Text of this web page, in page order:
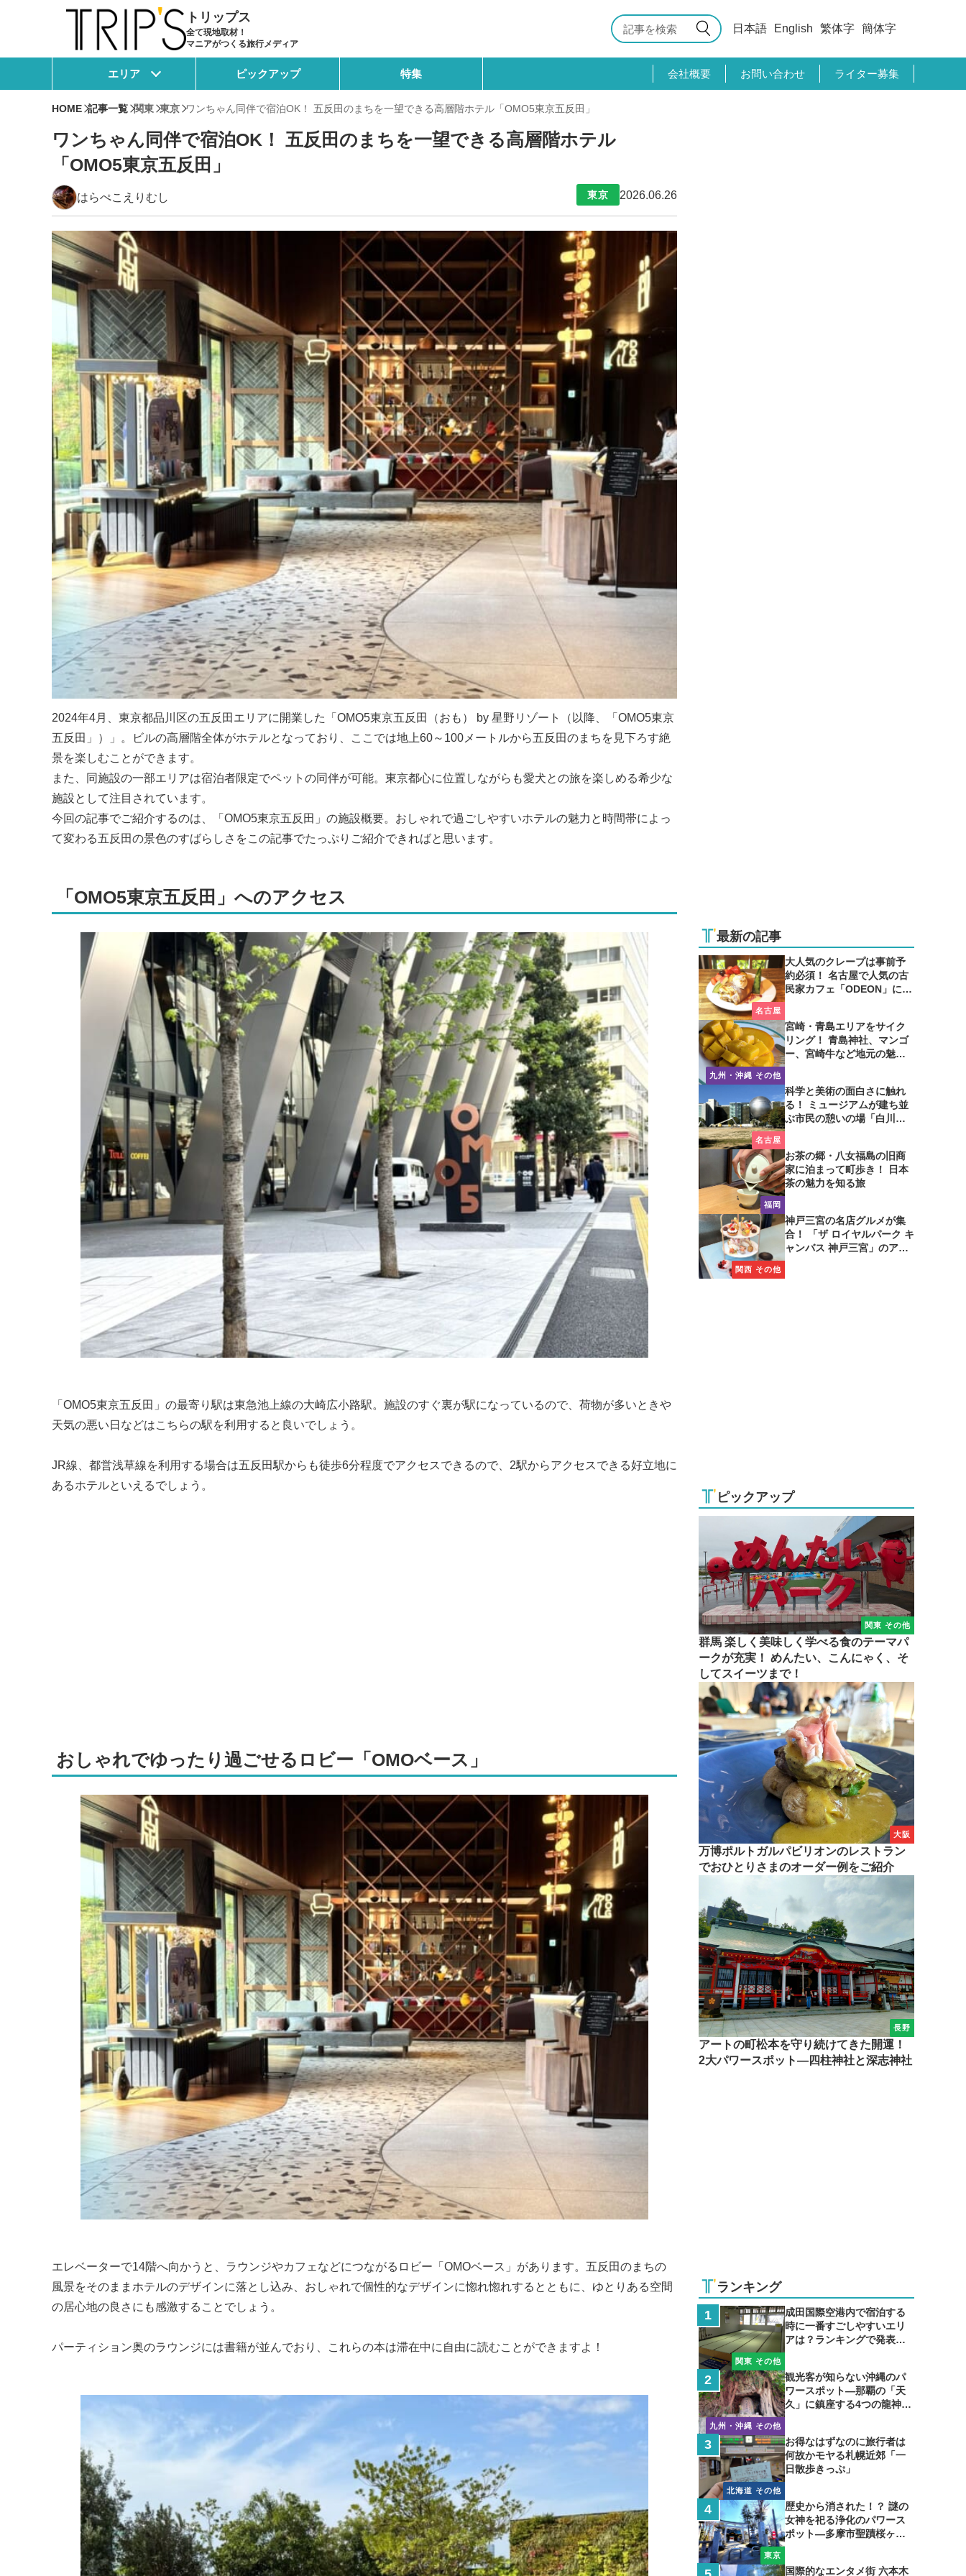
トリップス
全て現地取材！
マニアがつくる旅行メディア
日本語 English 繁体字 簡体字
エリア ピックアップ 特集 会社概要 お問い合わせ ライター募集
HOME 記事一覧 関東 東京 ワンちゃん同伴で宿泊OK！ 五反田のまちを一望できる高層階ホテル「OMO5東京五反田」
ワンちゃん同伴で宿泊OK！ 五反田のまちを一望できる高層階ホテル
「OMO5東京五反田」
はらぺこえりむし 東京 2026.06.26
2024年4月、東京都品川区の五反田エリアに開業した「OMO5東京五反田（おも） by 星野リゾート（以降、「OMO5東京
五反田」）」。ビルの高層階全体がホテルとなっており、ここでは地上60～100メートルから五反田のまちを見下ろす絶
景を楽しむことができます。
また、同施設の一部エリアは宿泊者限定でペットの同伴が可能。東京都心に位置しながらも愛犬との旅を楽しめる希少な
施設として注目されています。
今回の記事でご紹介するのは、「OMO5東京五反田」の施設概要。おしゃれで過ごしやすいホテルの魅力と時間帯によっ
て変わる五反田の景色のすばらしさをこの記事でたっぷりご紹介できればと思います。
「OMO5東京五反田」へのアクセス
「OMO5東京五反田」の最寄り駅は東急池上線の大崎広小路駅。施設のすぐ裏が駅になっているので、荷物が多いときや
天気の悪い日などはこちらの駅を利用すると良いでしょう。
JR線、都営浅草線を利用する場合は五反田駅からも徒歩6分程度でアクセスできるので、2駅からアクセスできる好立地に
あるホテルといえるでしょう。
おしゃれでゆったり過ごせるロビー「OMOベース」
エレベーターで14階へ向かうと、ラウンジやカフェなどにつながるロビー「OMOベース」があります。五反田のまちの
風景をそのままホテルのデザインに落とし込み、おしゃれで個性的なデザインに惚れ惚れするとともに、ゆとりある空間
の居心地の良さにも感激することでしょう。
パーティション奥のラウンジには書籍が並んでおり、これらの本は滞在中に自由に読むことができますよ！
最新の記事
名古屋
大人気のクレープは事前予
約必須！ 名古屋で人気の古
民家カフェ「ODEON」に行
九州・沖縄 その他
宮崎・青島エリアをサイク
リング！ 青島神社、マンゴ
ー、宮崎牛など地元の魅力
名古屋
科学と美術の面白さに触れ
る！ ミュージアムが建ち並
ぶ市民の憩いの場「白川公
福岡
お茶の郷・八女福島の旧商
家に泊まって町歩き！ 日本
茶の魅力を知る旅
関西 その他
神戸三宮の名店グルメが集
合！ 「ザ ロイヤルパーク キ
ャンバス 神戸三宮」のアフ
ピックアップ
関東 その他
群馬 楽しく美味しく学べる食のテーマパ
ークが充実！ めんたい、こんにゃく、そ
してスイーツまで！
大阪
万博ポルトガルパビリオンのレストラン
でおひとりさまのオーダー例をご紹介
長野
アートの町松本を守り続けてきた開運！
2大パワースポット―四柱神社と深志神社
ランキング
関東 その他
成田国際空港内で宿泊する
時に一番すごしやすいエリ
アは？ランキングで発表し
九州・沖縄 その他
観光客が知らない沖縄のパ
ワースポット―那覇の「天
久」に鎮座する4つの龍神の
北海道 その他
お得なはずなのに旅行者は
何故かモヤる札幌近郊「一
日散歩きっぷ」
東京
歴史から消された！？ 謎の
女神を祀る浄化のパワース
ポット―多摩市聖蹟桜ヶ丘
国際的なエンタメ街 六本木